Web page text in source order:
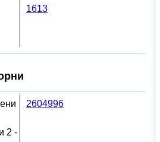
1613
2 -
2604996